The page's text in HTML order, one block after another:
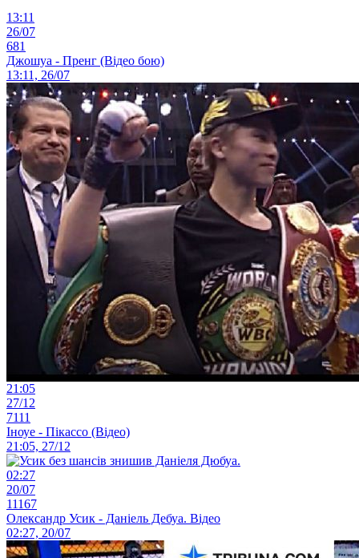
13:11
26/07
681
Джошуа - Пренг (Відео бою)
13:11, 26/07
21:05
27/12
7111
Іноуе - Пікассо (Відео)
21:05, 27/12
02:27
20/07
11167
Олександр Усик - Даніель Дебуа. Відео
02:27, 20/07